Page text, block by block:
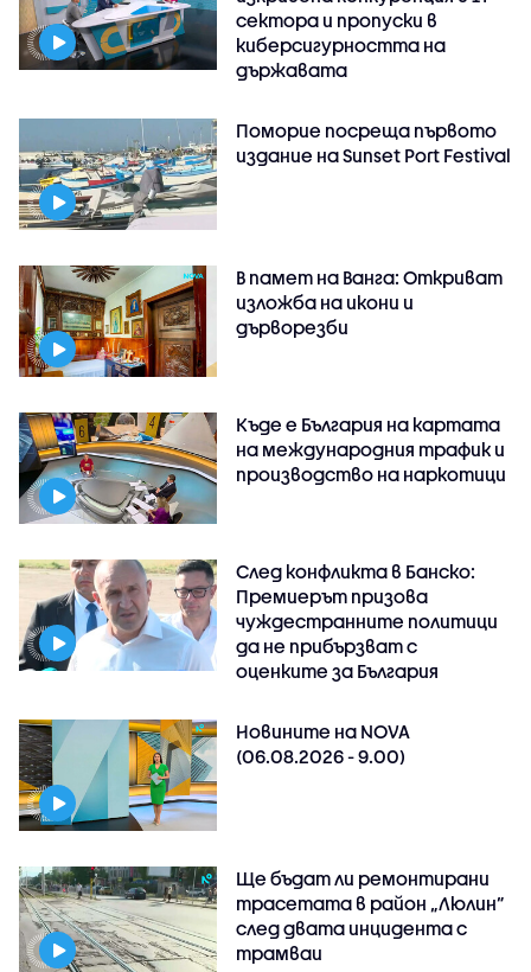
сектора и пропуски в
киберсигурността на
държавата
Поморие посреща първото
издание на Sunset Port Festival
В памет на Ванга: Откриват
изложба на икони и
дърворезби
Къде е България на картата
на международния трафик и
производство на наркотици
След конфликта в Банско:
Премиерът призова
чуждестранните политици
да не прибързват с
оценките за България
Новините на NOVA
(06.08.2026 - 9.00)
Ще бъдат ли ремонтирани
трасетата в район „Люлин”
след двата инцидента с
трамваи